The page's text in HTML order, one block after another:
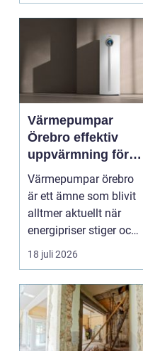
Värmepumpar
Örebro effektiv
uppvärmning för
hus och
fastigheter
Värmepumpar örebro
är ett ämne som blivit
alltmer aktuellt när
energipriser stiger och
fler vill sän...
18 juli 2026